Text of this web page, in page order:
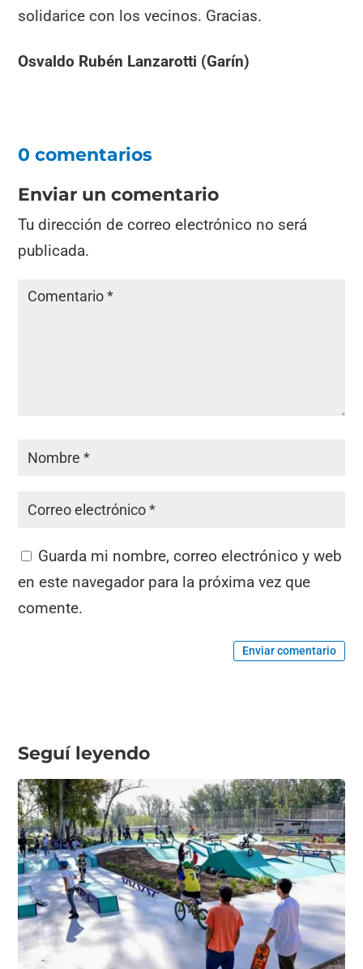
solidarice con los vecinos. Gracias.
Osvaldo Rubén Lanzarotti (Garín)
0 comentarios
Enviar un comentario
Tu dirección de correo electrónico no será
publicada.
Guarda mi nombre, correo electrónico y web
en este navegador para la próxima vez que
comente.
Enviar comentario
Seguí leyendo